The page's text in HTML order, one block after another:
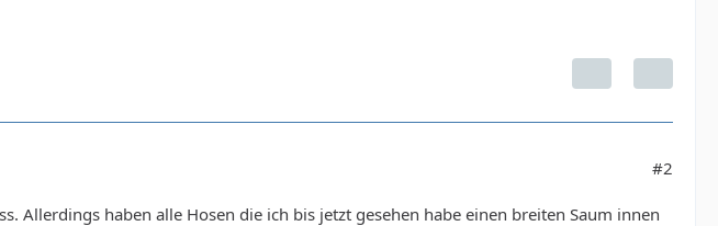
#2
Allerdings haben alle Hosen die ich bis jetzt gesehen habe einen breiten Saum innen